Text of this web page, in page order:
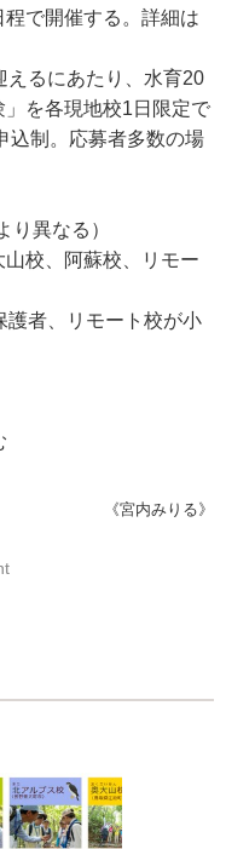
で開催する。詳細は
るにあたり、水育20
を各現地校1日限定で
込制。応募者多数の場
異なる）
校、阿蘇校、リモー
護者、リモート校が小
《宮内みりる》